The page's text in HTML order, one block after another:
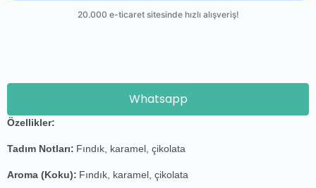
Whatsapp
Özellikler:
Tadım Notları: Fındık, karamel, çikolata
Aroma (Koku): Fındık, karamel, çikolata